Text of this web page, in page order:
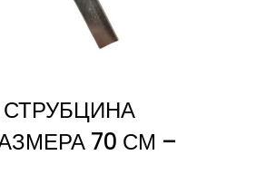
СТРУБЦИНА
70 СМ –